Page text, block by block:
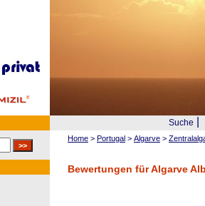
Suche
Home > Portugal > Algarve >
Bewertungen für Algarve